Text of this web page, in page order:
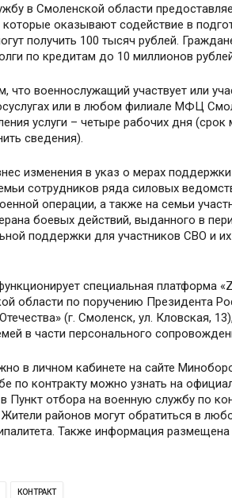
в Смоленской области
оказывают содействие в
получить 100 тысяч рублей.
по кредитам до 10 миллионов
что военнослужащий участвует или
или в любом филиале МФЦ
услуги – четыре рабочих дня
сведения).
изменения в указ о мерах
сотрудников ряда силовых
операции, а также на семьи
боевых действий, выданного в
поддержки для участников СВО и
специальная платформа
области по поручению Президента
(г. Смоленск, ул. Кловская,
в части персонального
в личном кабинете на сайте
по контракту можно узнать на
Пункт отбора на военную службу по
районов могут обратиться в
Также информация размещена
КОНТРАКТ